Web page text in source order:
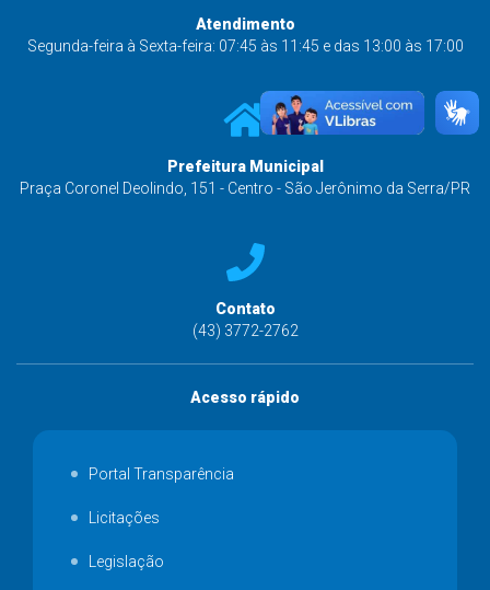
Atendimento
Segunda-feira à Sexta-feira: 07:45 às 11:45 e das 13:00 às 17:00
Prefeitura Municipal
Praça Coronel Deolindo, 151 - Centro - São Jerônimo da Serra/PR
Contato
(43) 3772-2762
Acesso rápido
Portal Transparência
Licitações
Legislação